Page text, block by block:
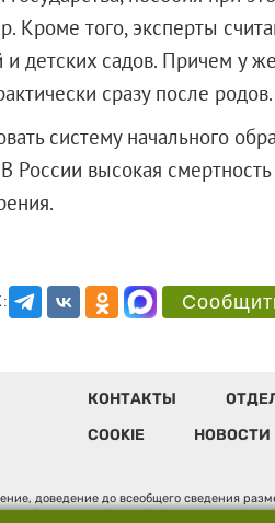
Кроме того, эксперты
и детских садов. Причем у
сразу после родов.
систему начального
России высокая
КОНТАКТЫ
COOKIE
НОВОСТИ
доведение до всеобщего сведения
Федеральной службой по надзору в